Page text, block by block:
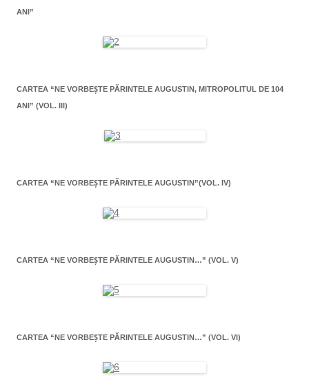
ANI”
CARTEA “NE VORBEŞTE PĂRINTELE AUGUSTIN, MITROPOLITUL DE 104
ANI” (VOL. III)
CARTEA “NE VORBEŞTE PĂRINTELE AUGUSTIN”(VOL. IV)
CARTEA “NE VORBEŞTE PĂRINTELE AUGUSTIN…” (VOL. V)
CARTEA “NE VORBEŞTE PĂRINTELE AUGUSTIN…” (VOL. VI)